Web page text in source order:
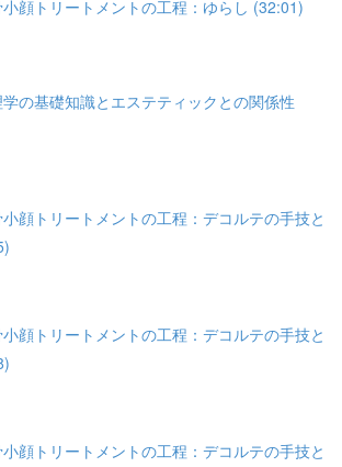
顔トリートメントの工程：ゆらし (32:01)
の基礎知識とエステティックとの関係性
顔トリートメントの工程：デコルテの手技と
顔トリートメントの工程：デコルテの手技と
顔トリートメントの工程：デコルテの手技と